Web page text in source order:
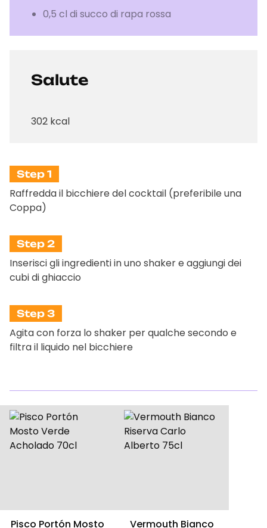
Step 1
Raffredda il bicchiere del cocktail (preferibile una
Coppa)
Step 2
Inserisci gli ingredienti in uno shaker e aggiungi dei
cubi di ghiaccio
Step 3
Agita con forza lo shaker per qualche secondo e
filtra il liquido nel bicchiere
0,5 cl di succo di rapa rossa
Salute
302 kcal
Pisco Portón Mosto Vermouth Bianco